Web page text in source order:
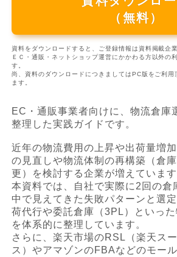
（無料）
資料をダウンロードすると、ご登録情報は資料掲載企
ＥＣ・通販・ネットショップ運営にかかわる方以外の
す。
尚、資料のダウンロードにつきましてはPC版をご利用
ます。
EC・通販事業者向けに、物流倉庫
整理した実践ガイドです。
近年の物流費用の上昇や出荷量増
の見直しや物流体制の再構築（倉
更）を検討する企業が増えています
本資料では、自社で実際に2回の倉
中で見えてきた失敗パターンと選
荷代行や委託倉庫（3PL）といっ
を体系的に整理しています。
さらに、楽天市場のRSL（楽天ス
ス）やアマゾンのFBAなどのモー